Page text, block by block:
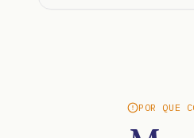
POR QUE